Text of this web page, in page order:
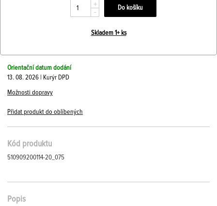
+
-
Skladem 1+ ks
Orientační datum dodání
13. 08. 2026 | Kurýr DPD
Možnosti dopravy
Přidat produkt do oblíbených
Kód produktu
510909200114-20_075
Popis